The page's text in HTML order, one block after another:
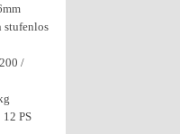
stufenlos
/
PS